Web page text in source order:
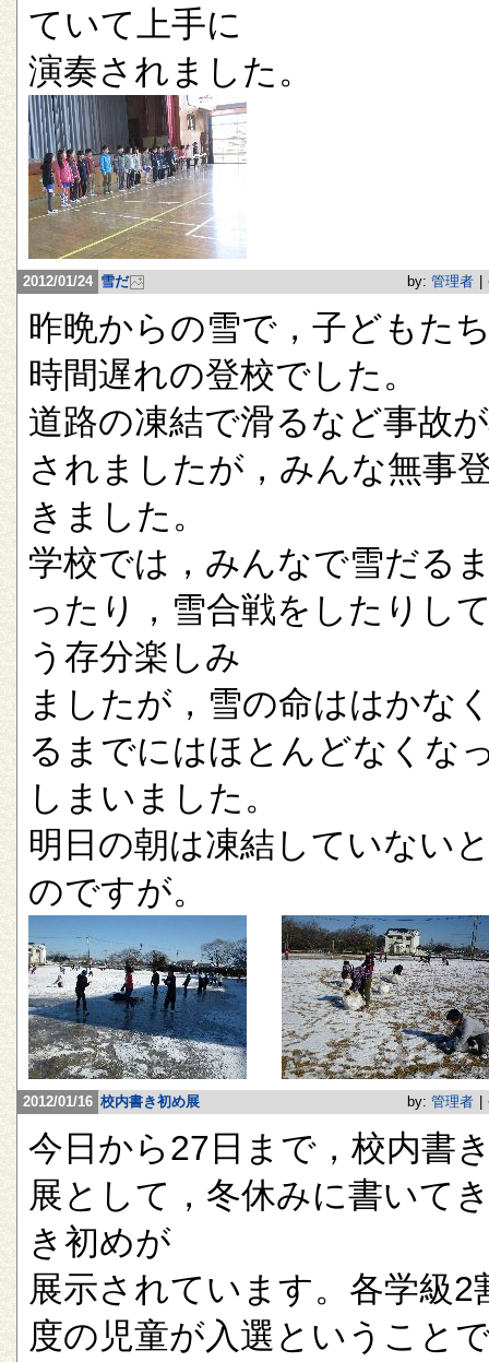
ていて上手に
演奏されました。
2012/01/24 雪だ by: 管理者
昨晩からの雪で，子どもた
時間遅れの登校でした。
道路の凍結で滑るなど事故
されましたが，みんな無事
きました。
学校では，みんなで雪だる
ったり，雪合戦をしたりし
う存分楽しみ
ましたが，雪の命ははかな
るまでにはほとんどなくな
しまいました。
明日の朝は凍結していない
のですが。
2012/01/16 校内書き初め展 by: 管理者
今日から27日まで，校内書
展として，冬休みに書いて
き初めが
展示されています。各学級2
度の児童が入選ということ